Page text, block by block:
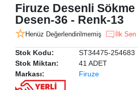
Firuze Desenli
Desen-36 - Renk-13
Henüz Değerlendirilmemiş İlk
Stok Kodu:
ST34475-254683
Stok Miktarı:
41 ADET
Markası:
Firuze